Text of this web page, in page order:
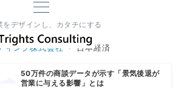
をデザインし、カタチにする
ィング株式会社 日本経済
50万件の商談データが示す「景気後退が
営業に与える影響」とは